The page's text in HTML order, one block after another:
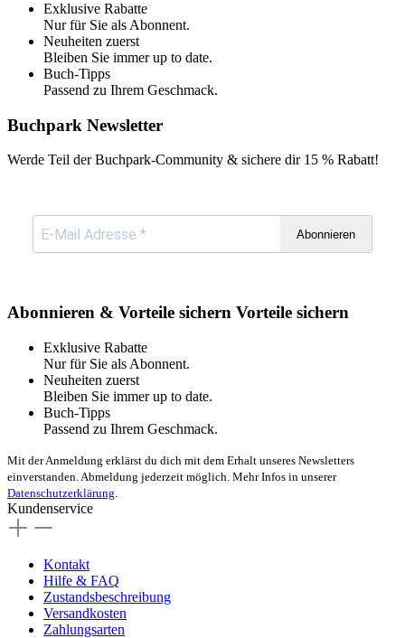
Exklusive Rabatte
Nur für Sie als Abonnent.
Neuheiten zuerst
Bleiben Sie immer up to date.
Buch-Tipps
Passend zu Ihrem Geschmack.
Buchpark Newsletter
Werde Teil der Buchpark-Community & sichere dir 15 % Rabatt!
Abonnieren
Abonnieren & Vorteile sichern Vorteile sichern
Exklusive Rabatte
Nur für Sie als Abonnent.
Neuheiten zuerst
Bleiben Sie immer up to date.
Buch-Tipps
Passend zu Ihrem Geschmack.
Mit der Anmeldung erklärst du dich mit dem Erhalt unseres Newsletters
einverstanden. Abmeldung jederzeit möglich. Mehr Infos in unserer
Datenschutzerklärung
Kundenservice
Kontakt
Hilfe & FAQ
Zustandsbeschreibung
Versandkosten
Zahlungsarten